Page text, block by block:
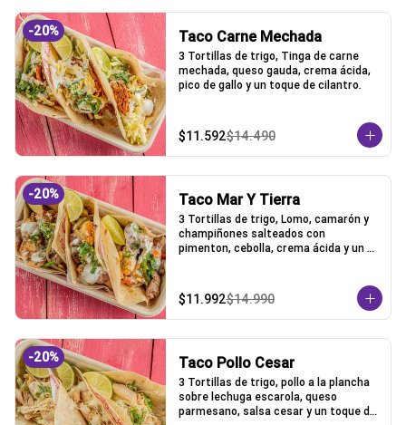
-20% Taco Carne Mechada
3 Tortillas de trigo, Tinga de carne
mechada, queso gauda, crema ácida,
pico de gallo y un toque de cilantro.
$11.592$14.490
-20% Taco Mar Y Tierra
3 Tortillas de trigo, Lomo, camarón y
champiñones salteados con
pimenton, cebolla, crema ácida y un
$11.992$14.990
-20% Taco Pollo Cesar
3 Tortillas de trigo, pollo a la plancha
sobre lechuga escarola, queso
parmesano, salsa cesar y un toque de